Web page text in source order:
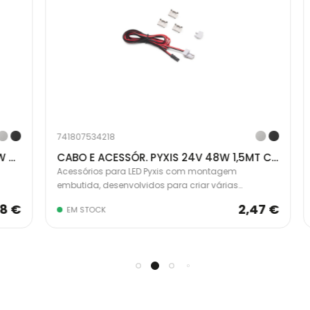
5227417
741807534218
CABO E ACESSÓR. PYXIS 24V 48W 1,5MT CINZA 5225421
Acessórios para LED Pyxis com montagem
embutida, desenvolvidos para criar várias
alimentação tem 1,5 m de comprimento e conexão
Miniled, compatível com conversor de 24V DC (não
EM STOCK 2,47 €